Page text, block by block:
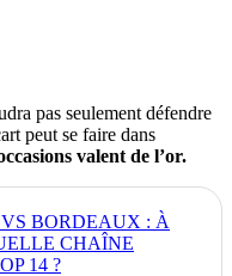
pas seulement défendre
peut se faire dans
valent de l’or.
BORDEAUX : À
CHAÎNE
14 ?